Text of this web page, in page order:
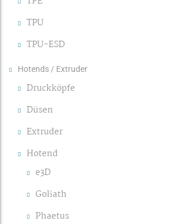
TPU
TPU-ESD
Hotends / Extruder
Druckköpfe
Düsen
Extruder
Hotend
e3D
Goliath
Phaetus